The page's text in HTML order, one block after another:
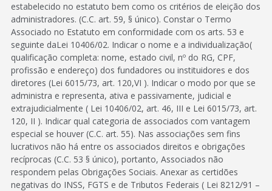
estabelecido no estatuto bem como os critérios de eleição dos
administradores. (C.C. art. 59, § único). Constar o Termo
Associado no Estatuto em conformidade com os arts. 53 e
seguinte daLei 10406/02. Indicar o nome e a individualização(
qualificação completa: nome, estado civil, nº do RG, CPF,
profissão e endereço) dos fundadores ou instituidores e dos
diretores (Lei 6015/73, art. 120,VI ). Indicar o modo por que se
administra e representa, ativa e passivamente, judicial e
extrajudicialmente ( Lei 10406/02, art. 46, III e Lei 6015/73, art.
120, II ). Indicar qual categoria de associados com vantagem
especial se houver (C.C. art. 55). Nas associações sem fins
lucrativos não há entre os associados direitos e obrigações
recíprocas (C.C. 53 § único), portanto, Associados não
respondem pelas Obrigações Sociais. Anexar as certidões
negativas do INSS, FGTS e de Tributos Federais ( Lei 8212/91 –